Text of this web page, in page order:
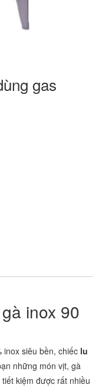
gas
inox 90
inox siêu bền, chiếc lu
những món vịt, gà
kiệm được rất nhiều